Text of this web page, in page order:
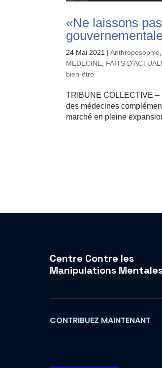
«Ne laissons
24 Mai 2021 |Anthroposophie
MEDECINE FAITS
bien-être
TRIBUNE COLLECTIVE –
des médecines
marché en pleine
Centre Contre les
Manipulations
CONTRIBUEZ MAINTENANT